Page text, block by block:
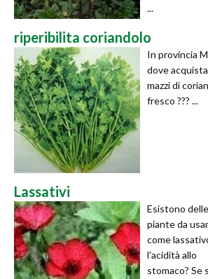
...
riperibilita coriandolo
In provincia
dove
mazzi di
fresco ??? ...
Lassativi
Esistono delle
piante da
come
l'acidità allo
stomaco? Se